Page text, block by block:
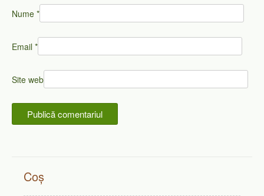
Nume *
Email *
Site web
Coș